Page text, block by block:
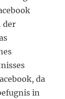
der
da
in